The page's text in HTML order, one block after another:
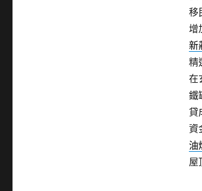
移
增
新
精
在
鐵
貸
資
油
屋